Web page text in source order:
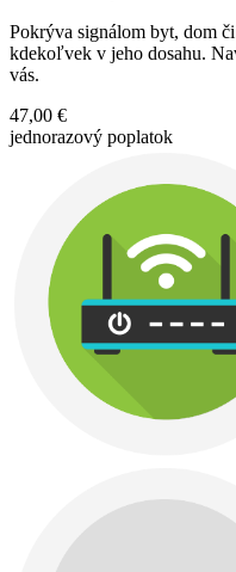
Pokrýva signálom byt, dom
kdekoľvek v jeho dosahu.
vás.
47,00 €
jednorazový poplatok